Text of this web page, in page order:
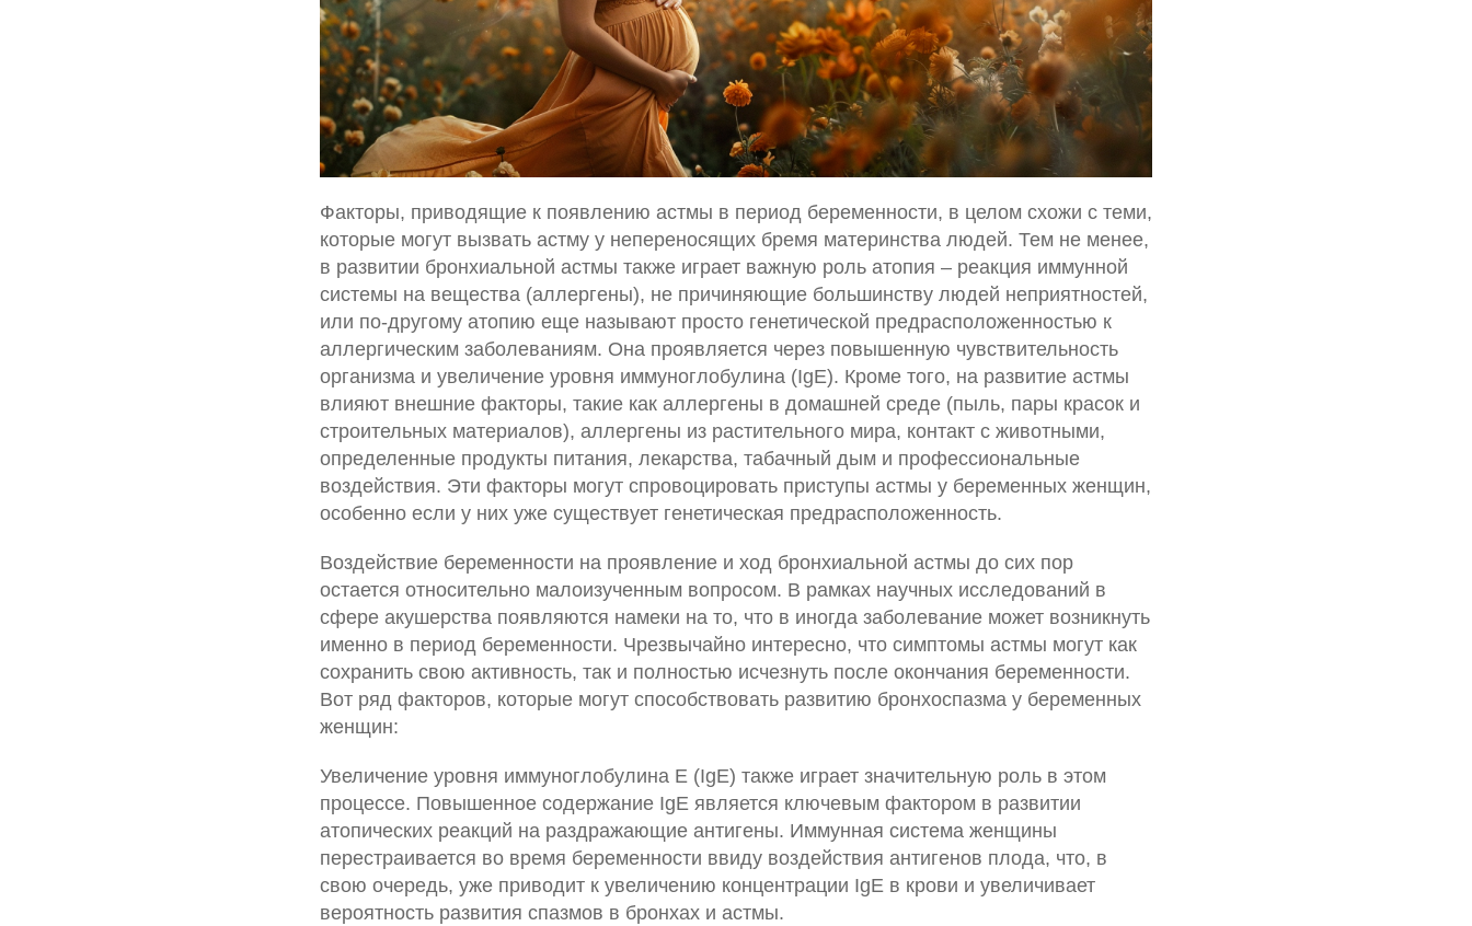
Факторы, приводящие к появлению астмы в период беременности, в целом схожи с теми,
которые могут вызвать астму у непереносящих бремя материнства людей. Тем не менее,
в развитии бронхиальной астмы также играет важную роль атопия – реакция иммунной
системы на вещества (аллергены), не причиняющие большинству людей неприятностей,
или по-другому атопию еще называют просто генетической предрасположенностью к
аллергическим заболеваниям. Она проявляется через повышенную чувствительность
организма и увеличение уровня иммуноглобулина (IgE). Кроме того, на развитие астмы
влияют внешние факторы, такие как аллергены в домашней среде (пыль, пары красок и
строительных материалов), аллергены из растительного мира, контакт с животными,
определенные продукты питания, лекарства, табачный дым и профессиональные
воздействия. Эти факторы могут спровоцировать приступы астмы у беременных женщин,
особенно если у них уже существует генетическая предрасположенность.
Воздействие беременности на проявление и ход бронхиальной астмы до сих пор
остается относительно малоизученным вопросом. В рамках научных исследований в
сфере акушерства появляются намеки на то, что в иногда заболевание может возникнуть
именно в период беременности. Чрезвычайно интересно, что симптомы астмы могут как
сохранить свою активность, так и полностью исчезнуть после окончания беременности.
Вот ряд факторов, которые могут способствовать развитию бронхоспазма у беременных
женщин:
Увеличение уровня иммуноглобулина E (IgE) также играет значительную роль в этом
процессе. Повышенное содержание IgE является ключевым фактором в развитии
атопических реакций на раздражающие антигены. Иммунная система женщины
перестраивается во время беременности ввиду воздействия антигенов плода, что, в
свою очередь, уже приводит к увеличению концентрации IgE в крови и увеличивает
вероятность развития спазмов в бронхах и астмы.